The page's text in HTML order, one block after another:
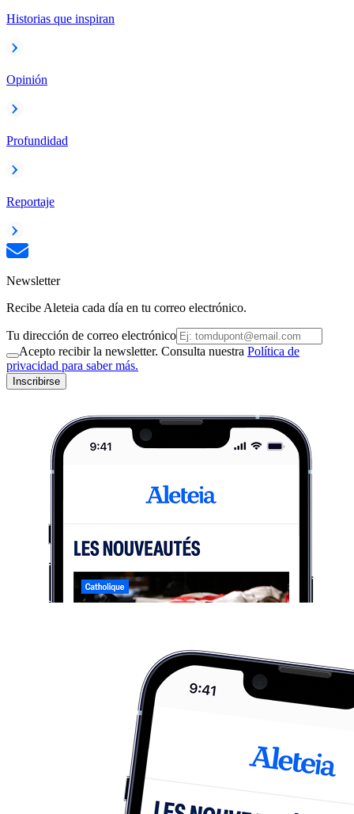
Historias que inspiran
Opinión
Profundidad
Reportaje
Newsletter
Recibe Aleteia cada día en tu correo electrónico.
Tu dirección de correo electrónico
Acepto recibir la newsletter. Consulta nuestra Política de
privacidad para saber más.
Inscribirse